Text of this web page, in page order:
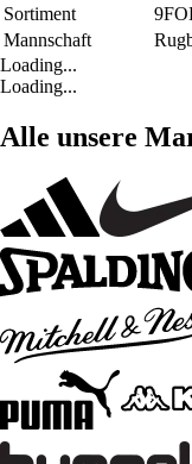
Sortiment
Mannschaft
Loading...
Loading...
Alle unsere